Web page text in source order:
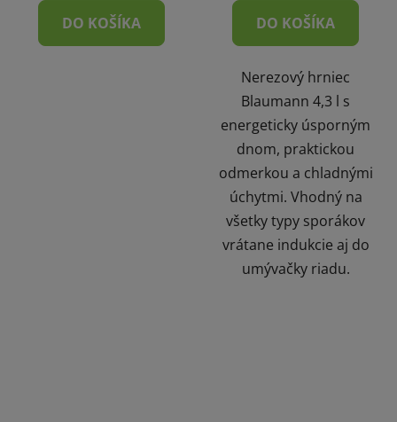
DO KOŠÍKA DO KOŠÍKA
Nerezový hrniec
Blaumann 4,3 l s
energeticky úsporným
dnom, praktickou
odmerkou a chladnými
úchytmi. Vhodný na
všetky typy sporákov
vrátane indukcie aj do
umývačky riadu.